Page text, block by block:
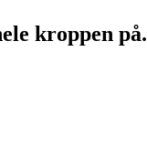
kroppen på.